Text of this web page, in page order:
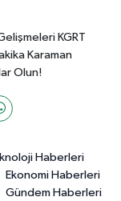
KGRT
Karaman
Olun!
Haberleri
Ekonomi Haberleri
Gündem Haberleri